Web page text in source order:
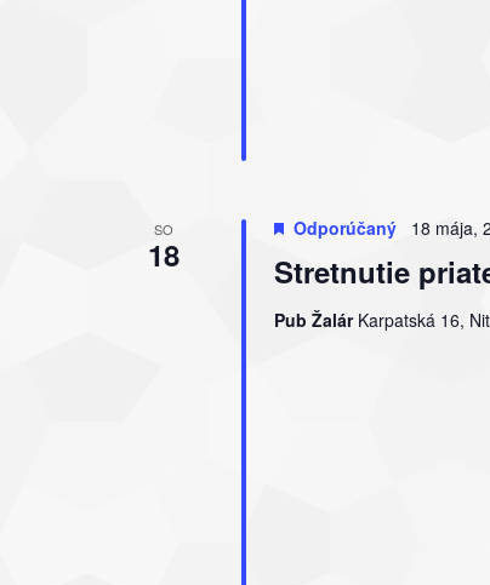
SO
18 Stretnutie
Odporúčaný 18 mája,
Pub Žalár Karpatská 16,